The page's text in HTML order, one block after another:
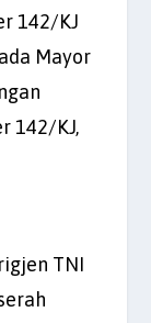
142/KJ
Mayor
142/KJ,
TNI